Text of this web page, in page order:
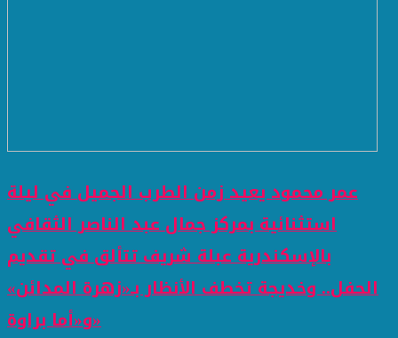
عمر محمود يعيد زمن الطرب الجميل في ليلة
استثنائية بمركز جمال عبد الناصر الثقافي
بالإسكندرية عبلة شريف تتألق في تقديم
الحفل.. وخديجة تخطف الأنظار بـ«زهرة المدائن»
و«أما براوة»